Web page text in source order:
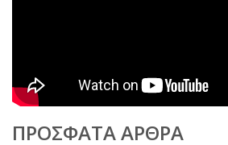
ΠΡΌΣΦΑΤΑ ΆΡΘΡΑ